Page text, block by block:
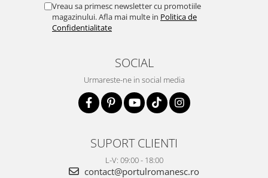
Vreau sa primesc newsletter cu promotiile
magazinului. Afla mai multe in Politica de
Confidentialitate
SOCIAL
Urmareste-ne in social media
SUPORT CLIENTI
L-V: 09:00 - 18:00
contact@portulromanesc.ro